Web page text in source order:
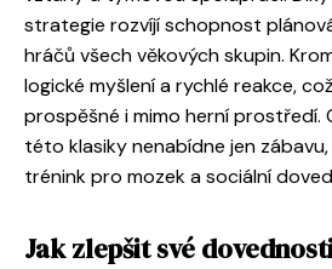
strategie rozvíjí schopnost
hráčů všech věkových skupin.
logické myšlení a rychlé reakce,
prospěšné i mimo herní prostředí.
této klasiky nenabídne jen
trénink pro mozek a sociální
Jak zlepšit své